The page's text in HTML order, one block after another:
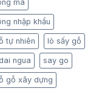
mã
nhập khẩu
tự nhiên lò sấy gỗ
ngua say go
gỗ xây dựng